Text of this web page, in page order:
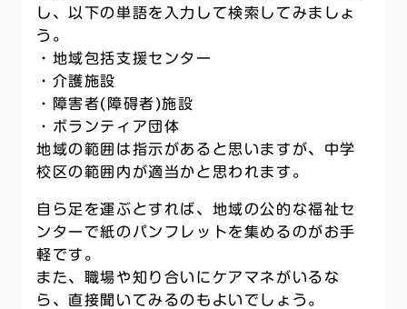
し、以下の単語を入力して検索してみましょ
う。
・地域包括支援センター
・介護施設
・障害者(障碍者)施設
・ボランティア団体
地域の範囲は指示があると思いますが、中学
校区の範囲内が適当かと思われます。
自ら足を運ぶとすれば、地域の公的な福祉セ
ンターで紙のパンフレットを集めるのがお手
軽です。
また、職場や知り合いにケアマネがいるな
ら、直接聞いてみるのもよいでしょう。